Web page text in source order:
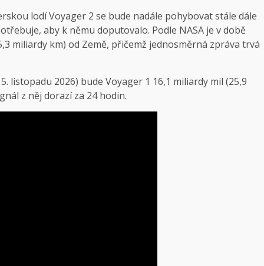
lodí Voyager 2 se bude nadále pohybovat stále dále
aby k němu doputovalo. Podle NASA je v době
miliardy km) od Země, přičemž jednosměrná zpráva trvá
listopadu 2026) bude Voyager 1 16,1 miliardy mil (25,9
z něj dorazí za 24 hodin.